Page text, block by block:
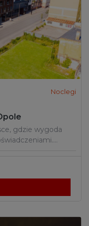
Noclegi
gdzie wygoda